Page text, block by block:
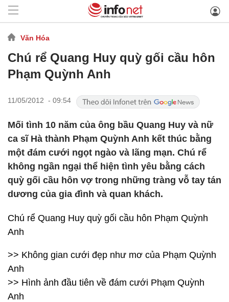
Văn Hóa
Chú rể Quang Huy quỳ gối cầu hôn
Phạm Quỳnh Anh
11/05/2012 - 09:54
Mối tình 10 năm của ông bầu Quang Huy và nữ
ca sĩ Hà thành Phạm Quỳnh Anh kết thúc bằng
một đám cưới ngọt ngào và lãng mạn. Chú rể
không ngần ngại thể hiện tình yêu bằng cách
quỳ gối cầu hôn vợ trong những tràng vỗ tay tán
dương của gia đình và quan khách.
Chú rể Quang Huy quỳ gối cầu hôn Phạm Quỳnh
Anh
>> Không gian cưới đẹp như mơ của Phạm Quỳnh
Anh
>> Hình ảnh đầu tiên về đám cưới Phạm Quỳnh
Anh